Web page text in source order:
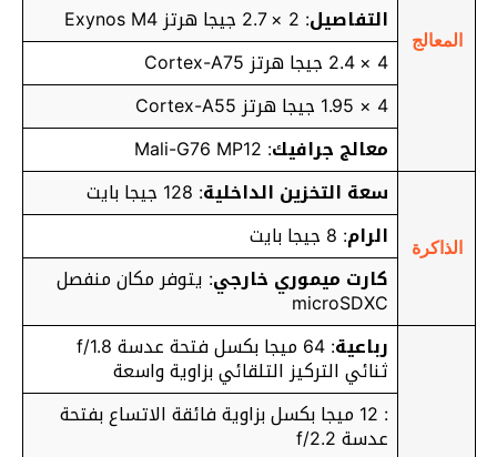
المعالج
التفاصيل: 2 × 2.7 جيجا هرتز Exynos M4
4 × 2.4 جيجا هرتز Cortex-A75
4 × 1.95 جيجا هرتز Cortex-A55
معالج جرافيك: Mali-G76 MP12
الذاكرة
سعة التخزين الداخلية: 128 جيجا بايت
الرام: 8 جيجا بايت
كارت ميموري خارجي: يتوفر مكان منفصل
microSDXC
رباعية : 64 ميجا بكسل فتحة عدسة f/1.8
ثنائي التركيز التلقائي بزاوية واسعة
: 12 ميجا بكسل بزاوية فائقة الاتساع بفتحة
عدسة f/2.2